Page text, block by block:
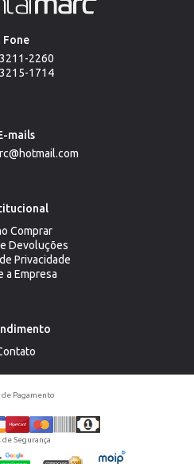
Fone
2260
1714
mails
Comprar
Devoluções
Privacidade
a Empresa
Pagamento
de Segurança